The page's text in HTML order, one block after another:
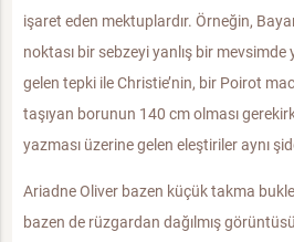
işaret eden mektuplardır. Örneğin,
noktası bir sebzeyi yanlış bir
gelen tepki ile Christie’nin, bir Poirot
taşıyan borunun 140 cm olması
yazması üzerine gelen eleştiriler aynı
Ariadne Oliver bazen küçük takma
bazen de rüzgardan dağılmış